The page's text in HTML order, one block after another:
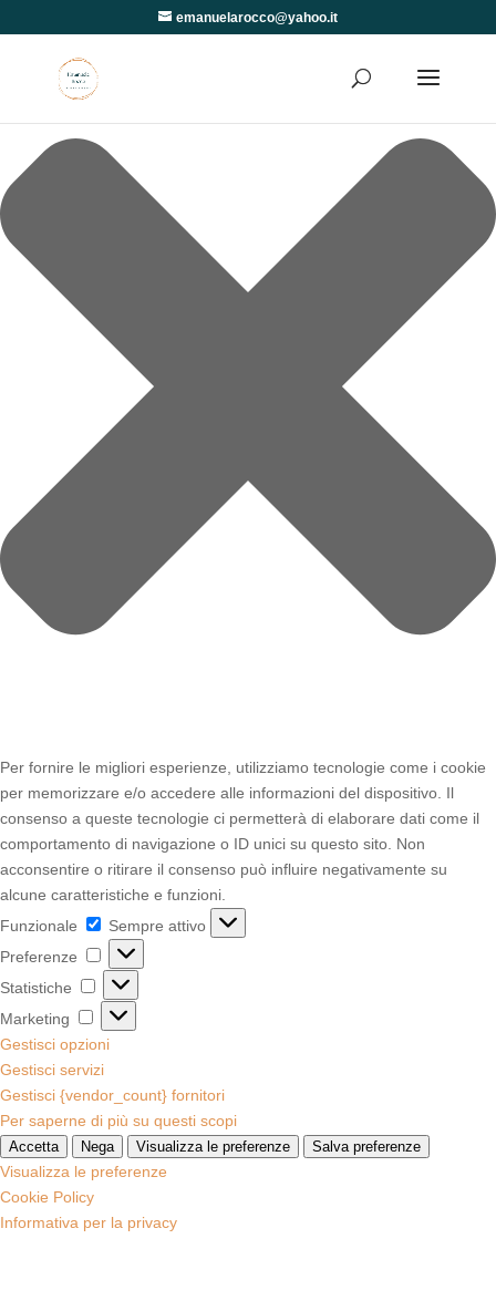
Per fornire le migliori esperienze, utilizziamo tecnologie come i cookie
per memorizzare e/o accedere alle informazioni del dispositivo. Il
consenso a queste tecnologie ci permetterà di elaborare dati come il
comportamento di navigazione o ID unici su questo sito. Non
acconsentire o ritirare il consenso può influire negativamente su
alcune caratteristiche e funzioni.
Funzionale
Funzionale
Sempre attivo
Preferenze
Preferenze
Statistiche Statistiche
Marketing
Marketing
Gestisci opzioni
Gestisci servizi
Gestisci {vendor_count} fornitori
Per saperne di più su questi scopi
Accetta Nega Visualizza le preferenze Salva preferenze
Visualizza le preferenze
Cookie Policy
Informativa per la privacy
emanuelarocco@yahoo.it